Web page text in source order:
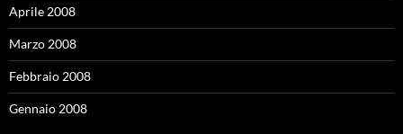
Aprile 2008
Marzo 2008
Febbraio 2008
Gennaio 2008